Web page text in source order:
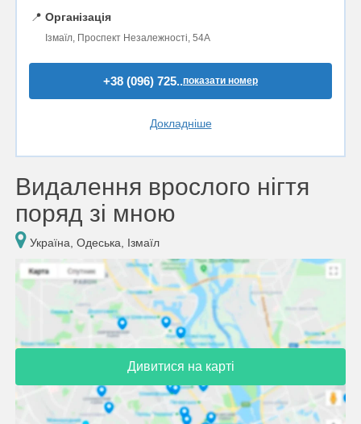
📍 Організація
Ізмаїл, Проспект Незалежності, 54А
+38 (096) 725..показати номер
Докладніше
Видалення врослого нігтя
поряд зі мною
Україна, Одеська, Ізмаїл
Дивитися на карті